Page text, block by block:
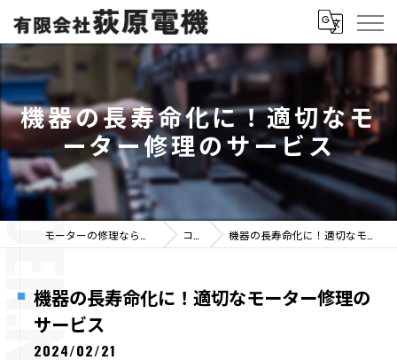
機器の長寿命化に！適切なモ
ーター修理のサービス
コラム 機器の長寿命化に！適切なモーター修理のサービス
機器の長寿命化に！適切なモーター修理の
サービス
2024/02/21